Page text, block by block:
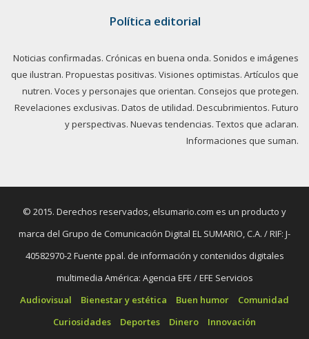
Política editorial
Noticias confirmadas. Crónicas en buena onda. Sonidos e imágenes
que ilustran. Propuestas positivas. Visiones optimistas. Artículos que
nutren. Voces y personajes que orientan. Consejos que protegen.
Revelaciones exclusivas. Datos de utilidad. Descubrimientos. Futuro
y perspectivas. Nuevas tendencias. Textos que aclaran.
Informaciones que suman.
© 2015. Derechos reservados, elsumario.com es un producto y
marca del Grupo de Comunicación Digital EL SUMARIO, C.A. / RIF: J-
40582970-2 Fuente ppal. de información y contenidos digitales
multimedia América: Agencia EFE / EFE Servicios
Audiovisual
Bienestar y estética Buen humor
Comunidad
Curiosidades
Deportes Dinero
Innovación